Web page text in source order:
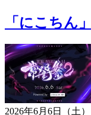
「にこちん
2026年6月6日（土）